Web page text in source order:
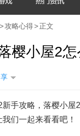
>攻略心得>正文
樱小屋2
手攻略，落樱小
们一起来看看吧！